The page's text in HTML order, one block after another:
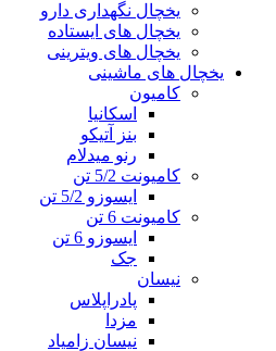
یخچال نگهداری دارو
یخچال های ایستاده
یخچال های ویترینی
یخچال های ماشینی
کامیون
اسکانیا
بنز آتیکو
رنو میدلام
کامیونت 5/2 تن
ایسوزو 5/2 تن
کامیونت 6 تن
ایسوزو 6 تن
جک
نیسان
پادراپلاس
مزدا
نیسان زامیاد